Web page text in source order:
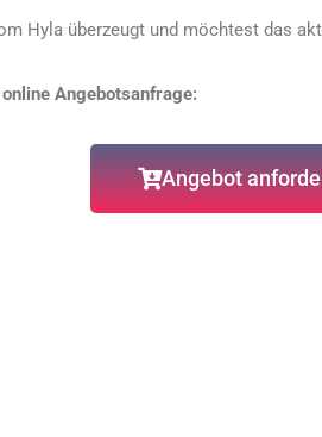
Hyla überzeugt und möchtest das
Angebotsanfrage:
Angebot